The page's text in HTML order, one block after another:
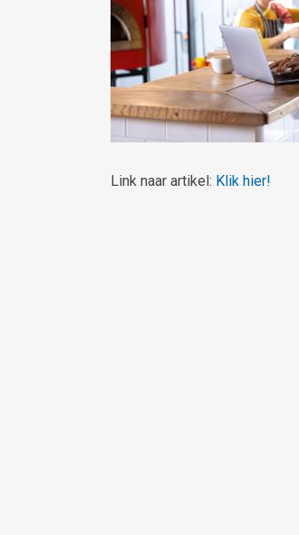
Link naar artikel: Klik hier!